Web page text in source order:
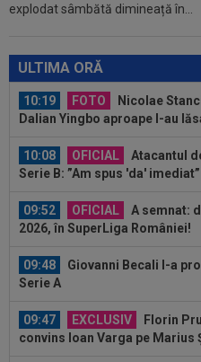
explodat sâmbătă dimineață în...
ULTIMA ORĂ
ce a văzut ce a decis Vinicius...
l-a schimbat la pauza meciului
10:19 FOTO
Nicolae
Dalian Yingbo aproape l-au
10:08 OFICIAL
Atacantul
Serie B: ”Am spus 'da' imediat”
09:52 OFICIAL
A semnat:
2026, în SuperLiga României!
09:48
Giovanni Becali l-a
Serie A
09:47 EXCLUSIV
Florin
convins Ioan Varga pe Marius